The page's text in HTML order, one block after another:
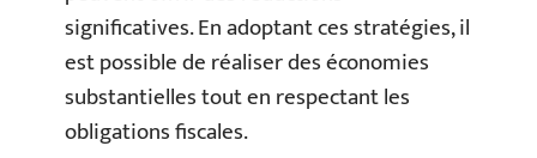
significatives. En adoptant ces stratégies, il
est possible de réaliser des économies
substantielles tout en respectant les
obligations fiscales.